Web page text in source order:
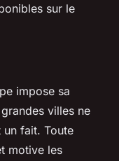
sur le
impose sa
villes ne
fait. Toute
motive les